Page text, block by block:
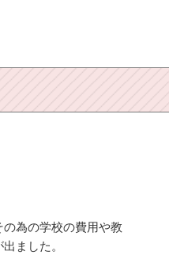
為の学校の費用や教
ました。